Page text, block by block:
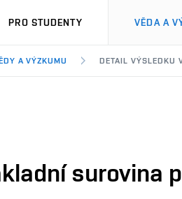
PRO STUDENTY VĚDA A
A VÝZKUMU DETAIL VÝSLEDKU
surovina